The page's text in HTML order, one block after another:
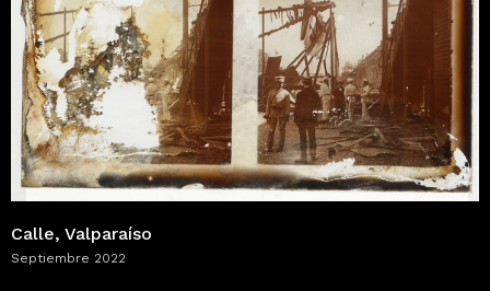
Calle, Valparaíso
Septiembre 2022